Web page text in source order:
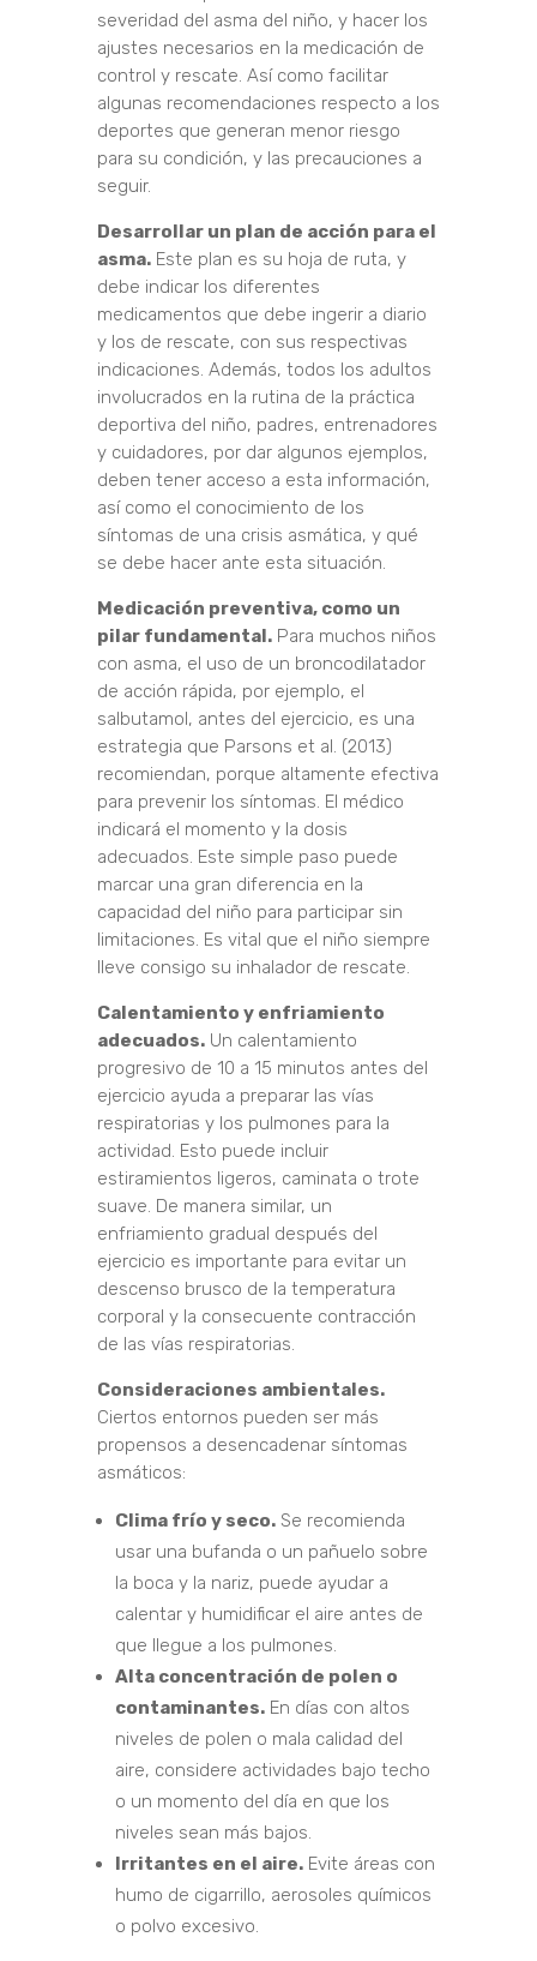
severidad del asma del niño, y hacer los
ajustes necesarios en la medicación de
control y rescate. Así como facilitar
algunas recomendaciones respecto a los
deportes que generan menor riesgo
para su condición, y las precauciones a
seguir.
Desarrollar un plan de acción para el
asma.Este plan es su hoja de ruta, y
debe indicar los diferentes
medicamentos que debe ingerir a diario
y los de rescate, con sus respectivas
indicaciones. Además, todos los adultos
involucrados en la rutina de la práctica
deportiva del niño, padres, entrenadores
y cuidadores, por dar algunos ejemplos,
deben tener acceso a esta información,
así como el conocimiento de los
síntomas de una crisis asmática, y qué
se debe hacer ante esta situación.
Medicación preventiva, como un
pilar fundamental.Para muchos niños
con asma, el uso de un broncodilatador
de acción rápida, por ejemplo, el
salbutamol, antes del ejercicio, es una
estrategia que Parsons et al. (2013)
recomiendan, porque altamente efectiva
para prevenir los síntomas. El médico
indicará el momento y la dosis
adecuados. Este simple paso puede
marcar una gran diferencia en la
capacidad del niño para participar sin
limitaciones. Es vital que el niño siempre
lleve consigo su inhalador de rescate.
Calentamiento y enfriamiento
adecuados.Un calentamiento
progresivo de 10 a 15 minutos antes del
ejercicio ayuda a preparar las vías
respiratorias y los pulmones para la
actividad. Esto puede incluir
estiramientos ligeros, caminata o trote
suave. De manera similar, un
enfriamiento gradual después del
ejercicio es importante para evitar un
descenso brusco de la temperatura
corporal y la consecuente contracción
de las vías respiratorias.
Consideraciones ambientales.
Ciertos entornos pueden ser más
propensos a desencadenar síntomas
asmáticos:
Clima frío y seco.Se recomienda
usar una bufanda o un pañuelo sobre
la boca y la nariz, puede ayudar a
calentar y humidificar el aire antes de
que llegue a los pulmones.
Alta concentración de polen o
contaminantes.En días con altos
niveles de polen o mala calidad del
aire, considere actividades bajo techo
o un momento del día en que los
niveles sean más bajos.
Irritantes en el aire.Evite áreas con
humo de cigarrillo, aerosoles químicos
o polvo excesivo.